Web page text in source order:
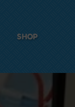
SHOP